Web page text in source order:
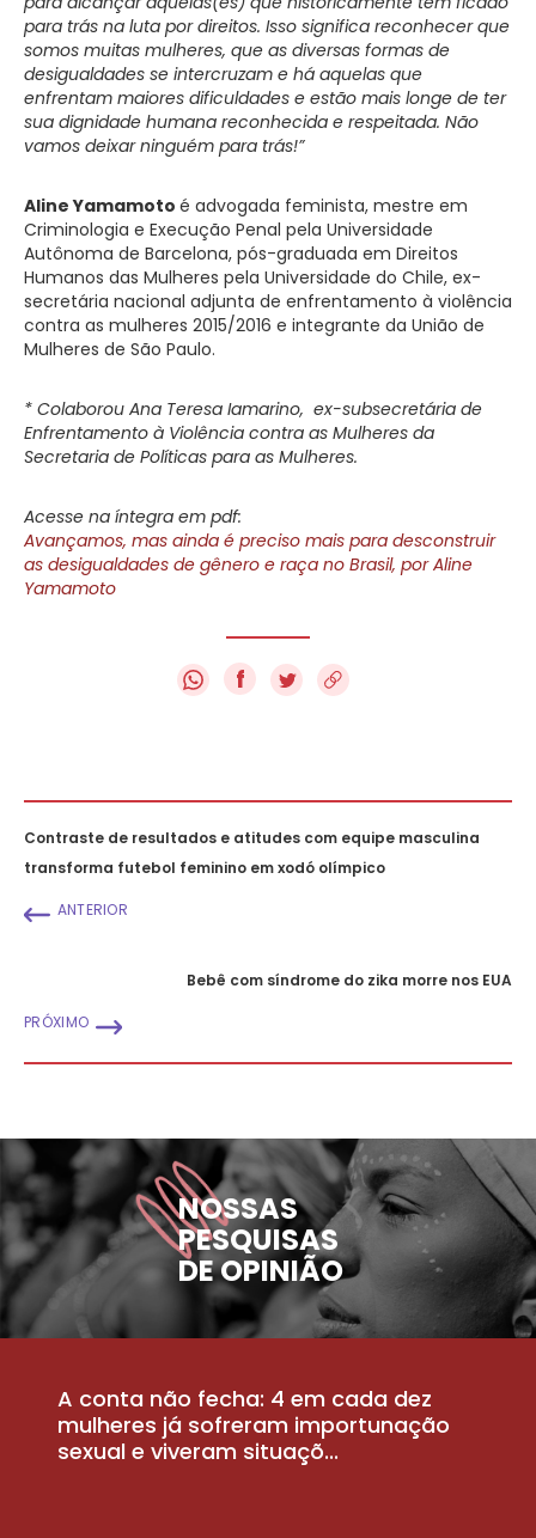
para trás na luta por direitos. Isso significa reconhecer que
somos muitas mulheres, que as diversas formas de
desigualdades se intercruzam e há aquelas que
enfrentam maiores dificuldades e estão mais longe de ter
sua dignidade humana reconhecida e respeitada. Não
vamos deixar ninguém para trás!”
Aline Yamamoto é advogada feminista, mestre em
Criminologia e Execução Penal pela Universidade
Autônoma de Barcelona, pós-graduada em Direitos
Humanos das Mulheres pela Universidade do Chile, ex-
secretária nacional adjunta de enfrentamento à violência
contra as mulheres 2015/2016 e integrante da União de
Mulheres de São Paulo.
* Colaborou Ana Teresa Iamarino, ex-subsecretária de
Enfrentamento à Violência contra as Mulheres da
Secretaria de Políticas para as Mulheres.
Acesse na íntegra em pdf:
Avançamos, mas ainda é preciso mais para desconstruir
as desigualdades de gênero e raça no Brasil, por Aline
Yamamoto
f
Contraste de resultados e atitudes com equipe masculina
transforma futebol feminino em xodó olímpico
ANTERIOR
Bebê com síndrome do zika morre nos EUA
PRÓXIMO
NOSSAS
PESQUISAS
DE OPINIÃO
A conta não fecha: 4 em cada dez
mulheres já sofreram importunação
sexual e viveram situaçõ...